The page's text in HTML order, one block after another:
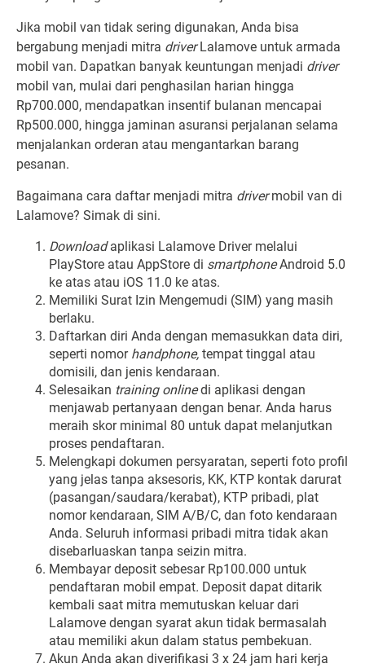
Jika mobil van tidak sering digunakan, Anda bisa
bergabung menjadi mitra driverLalamove untuk armada
mobil van. Dapatkan banyak keuntungan menjadi driver
mobil van, mulai dari penghasilan harian hingga
Rp700.000, mendapatkan insentif bulanan mencapai
Rp500.000, hingga jaminan asuransi perjalanan selama
menjalankan orderan atau mengantarkan barang
pesanan.
Bagaimana cara daftar menjadi mitra drivermobil van di
Lalamove? Simak di sini.
Downloadaplikasi Lalamove Driver melalui
PlayStore atau AppStore di smartphoneAndroid 5.0
ke atas atau iOS 11.0 ke atas.
Memiliki Surat Izin Mengemudi (SIM) yang masih
berlaku.
Daftarkan diri Anda dengan memasukkan data diri,
seperti nomor handphone, tempat tinggal atau
domisili, dan jenis kendaraan.
Selesaikan training onlinedi aplikasi dengan
menjawab pertanyaan dengan benar. Anda harus
meraih skor minimal 80 untuk dapat melanjutkan
proses pendaftaran.
Melengkapi dokumen persyaratan, seperti foto profil
yang jelas tanpa aksesoris, KK, KTP kontak darurat
(pasangan/saudara/kerabat), KTP pribadi, plat
nomor kendaraan, SIM A/B/C, dan foto kendaraan
Anda. Seluruh informasi pribadi mitra tidak akan
disebarluaskan tanpa seizin mitra.
Membayar deposit sebesar Rp100.000 untuk
pendaftaran mobil empat. Deposit dapat ditarik
kembali saat mitra memutuskan keluar dari
Lalamove dengan syarat akun tidak bermasalah
atau memiliki akun dalam status pembekuan.
Akun Anda akan diverifikasi 3 x 24 jam hari kerja